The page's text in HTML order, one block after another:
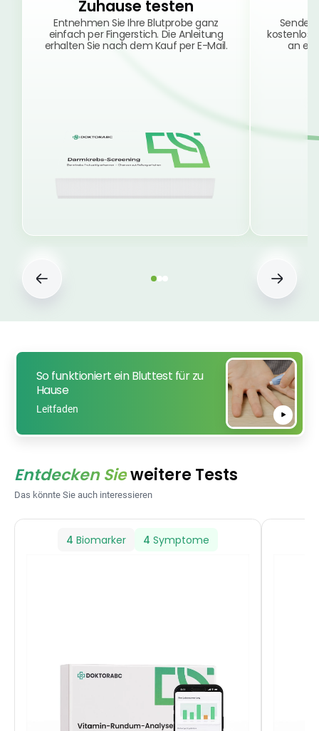
Zuhause testen
Entnehmen Sie Ihre Blutprobe ganz
einfach per Fingerstich. Die Anleitung
erhalten Sie nach dem Kauf per E-Mail.
Senden
kostenlos
an
So funktioniert ein Bluttest für zu
Hause
Leitfaden
Entdecken Sieweitere Tests
Das könnte Sie auch interessieren
4 Biomarker 4 Symptome